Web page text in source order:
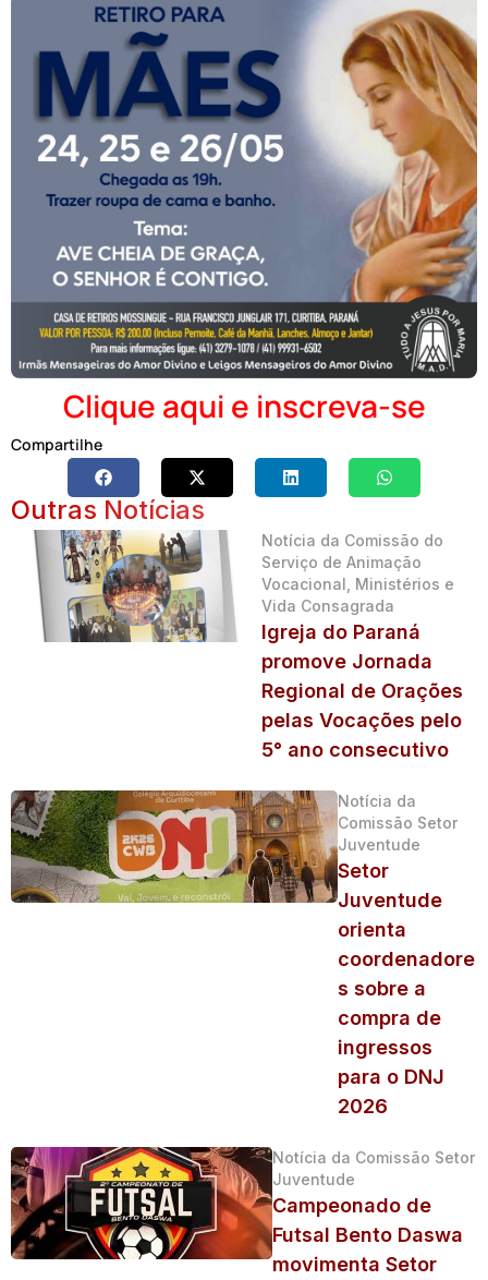
Clique aqui e inscreva-se
Compartilhe
Outras Notícias
Notícia da Comissão do
Serviço de Animação
Vocacional, Ministérios e
Vida Consagrada
Igreja do Paraná
promove Jornada
Regional de Orações
pelas Vocações pelo
5° ano consecutivo
Notícia da
Comissão Setor
Juventude
Setor
Juventude
orienta
coordenadore
s sobre a
compra de
ingressos
para o DNJ
2026
Notícia da Comissão Setor
Juventude
Campeonado de
Futsal Bento Daswa
movimenta Setor